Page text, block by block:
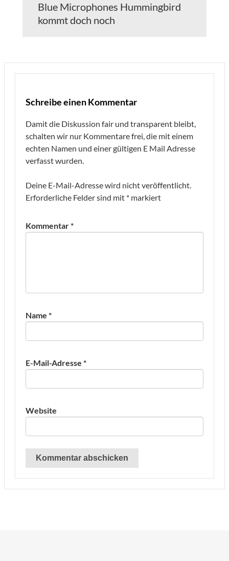
Blue Microphones Hummingbird
kommt doch noch
Schreibe einen Kommentar
Damit die Diskussion fair und transparent bleibt,
schalten wir nur Kommentare frei, die mit einem
echten Namen und einer gültigen E Mail Adresse
verfasst wurden.
Deine E-Mail-Adresse wird nicht veröffentlicht.
Erforderliche Felder sind mit * markiert
Kommentar*
Name *
E-Mail-Adresse *
Website